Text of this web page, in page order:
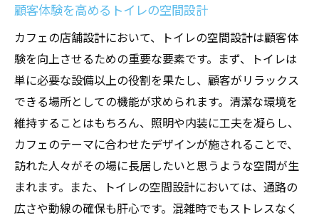
機能性
抗菌素材と防汚加工で清潔感を確保する
機能的で使いやすいトイレの設備選び
顧客に安心感を与える清潔なトイレ空間
トイレ清掃の効率化と維持管理のポイント
衛生面を重視したトイレ設計のテクニック
トイレの清潔感がカフェ全体の印象を左右
する
統一感のあるトイレデザインでカフェの魅力を
顧客体験を高めるトイレの空間設計
カフェの店舗設計において、トイレの空間設計は顧客体
験を向上させるための重要な要素です。まず、トイレは
単に必要な設備以上の役割を果たし、顧客がリラックス
できる場所としての機能が求められます。清潔な環境を
維持することはもちろん、照明や内装に工夫を凝らし、
カフェのテーマに合わせたデザインが施されることで、
訪れた人々がその場に長居したいと思うような空間が生
まれます。また、トイレの空間設計においては、通路の
広さや動線の確保も肝心です。混雑時でもストレスなく